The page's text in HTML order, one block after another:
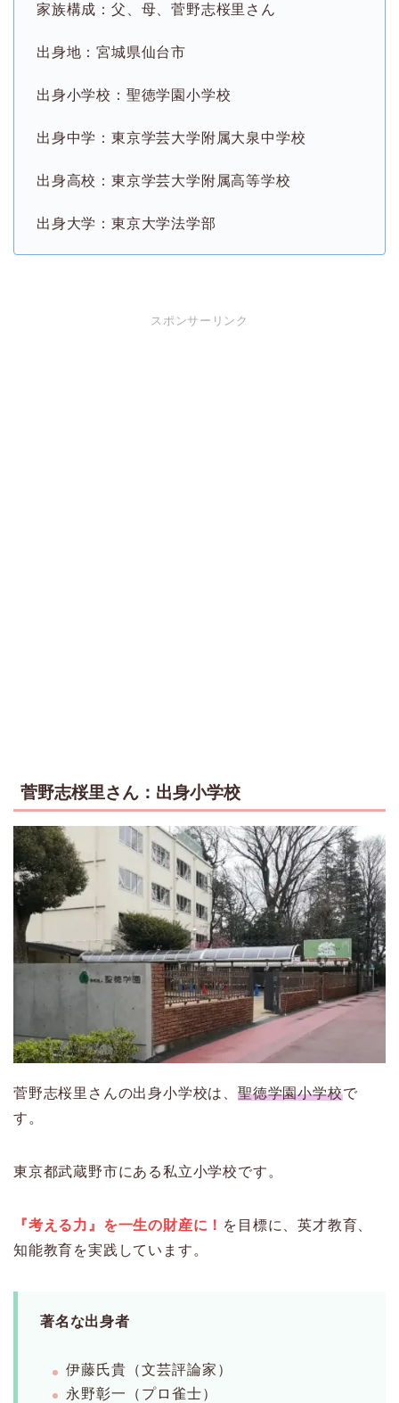
家族構成：父、母、菅野志桜里さん
出身地：宮城県仙台市
出身小学校：聖徳学園小学校
出身中学：東京学芸大学附属大泉中学校
出身高校：東京学芸大学附属高等学校
出身大学：東京大学法学部
スポンサーリンク
菅野志桜里さん：出身小学校
菅野志桜里さんの出身小学校は、 聖徳学園小学校で
す。
東京都武蔵野市にある私立小学校です。
『考える力』を一生の財産に！ を目標に、英才教育、
知能教育を実践しています。
著名な出身者
伊藤氏貴（文芸評論家）
永野彰一（プロ雀士）